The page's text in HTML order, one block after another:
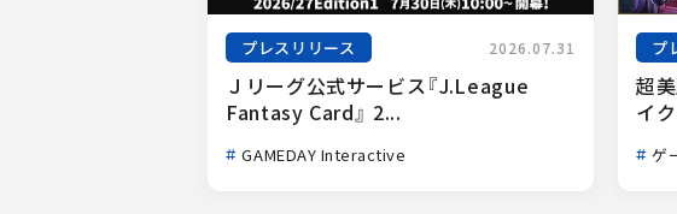
プレスリリース 2026.07.31
Ｊリーグ公式サービス『J.League
Fantasy Card』 2...
GAMEDAY Interactive
プ
超
イ
ゲ